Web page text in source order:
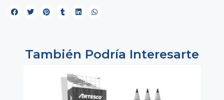
También Podría Interesarte